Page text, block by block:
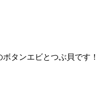
タンエビとつぶ貝です！